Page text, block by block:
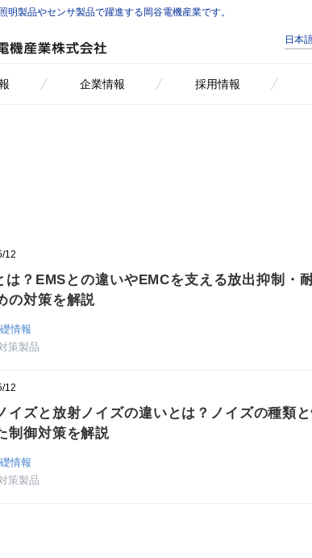
明製品やセンサ製品で躍進する岡谷電機産業です。
日本
企業情報 採用情報
12
は？EMSとの違いやEMCを支える放出抑制・
の対策を解説
情報
策製品
12
イズと放射ノイズの違いとは？ノイズの種類
制御対策を解説
情報
策製品